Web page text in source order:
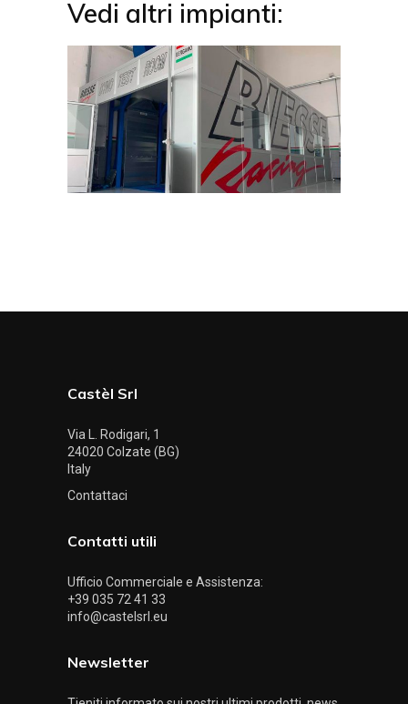
Castèl Srl
Via L. Rodigari, 1
24020 Colzate (BG)
Italy
Contattaci
Contatti utili
Ufficio Commerciale e Assistenza:
+39 035 72 41 33
info@castelsrl.eu
Newsletter